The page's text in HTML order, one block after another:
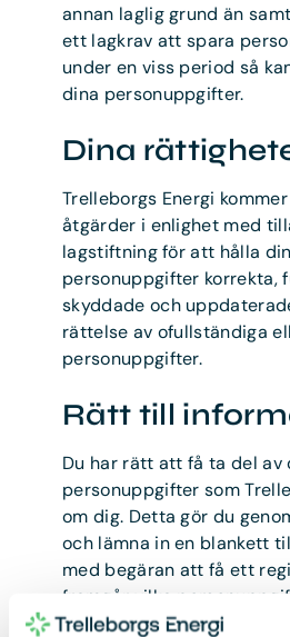
annan laglig grund än
ett lagkrav att spara
under en viss period så
dina personuppgifter.
Dina
Trelleborgs Energi
åtgärder i enlighet med
lagstiftning för att hålla
personuppgifter korrekta,
skyddade och
rättelse av ofullständiga
personuppgifter.
Rätt till
Du har rätt att få ta del av
personuppgifter som
om dig. Detta gör du
och lämna in en blankett
med begäran att få ett
framgår vilka
behandlar.